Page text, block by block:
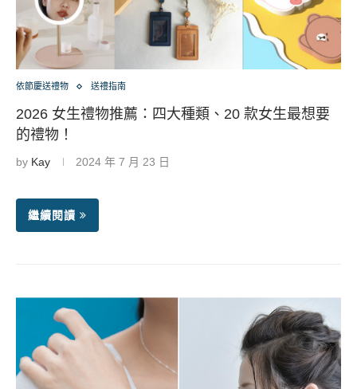
依節慶送禮物 送禮指南
2026 女生禮物推薦：四大種類、20 款女生最想要
的禮物！
by Kay 2024 年 7 月 23 日
繼續閱讀